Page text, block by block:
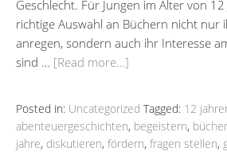
Geschlecht. Für Jungen im Alter von
richtige Auswahl an Büchern nicht nur
anregen, sondern auch ihr Interesse
sind … [Read more…]
Posted in: Uncategorized Tagged: 12
abenteuergeschichten, begeistern, bücher
jahre, diskutieren, fördern, fragen stellen,